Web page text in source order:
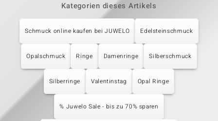
Kategorien dieses Artikels
Schmuck online kaufen bei JUWELO Edelsteinschmuck
Opalschmuck Ringe Damenringe Silberschmuck
Silberringe Valentinstag Opal Ringe
% Juwelo Sale - bis zu 70% sparen